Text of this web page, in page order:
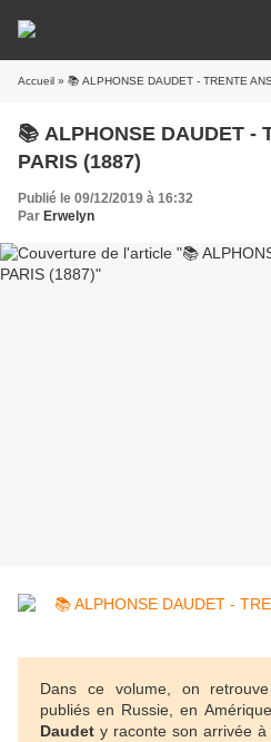
Accueil » 📚 ALPHONSE DAUDET - TRENTE
📚 ALPHONSE DAUDET -
PARIS (1887)
Publié le 09/12/2019 à 16:32
Par Erwelyn
Dans ce volume, on
publiés en Russie, en
Daudet y raconte son arrivée